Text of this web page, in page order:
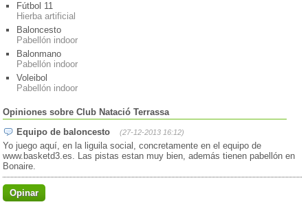
Fútbol 11
Hierba artificial
Baloncesto
Pabellón indoor
Balonmano
Pabellón indoor
Voleibol
Pabellón indoor
Opiniones sobre Club Natació Terrassa
Equipo de baloncesto
(27-12-2013 16:12)
Yo juego aquí, en la liguila social, concretamente en el equipo de
www.basketd3.es. Las pistas estan muy bien, además tienen pabellón en
Bonaire.
Opinar